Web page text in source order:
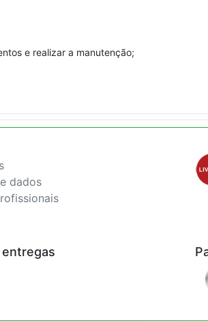
e realizar a manutenção;
dados